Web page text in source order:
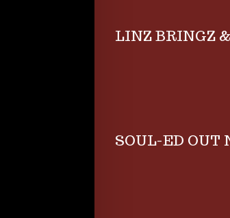
LINZ BRINGZ
SOUL-ED OUT